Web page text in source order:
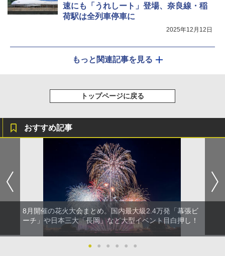
速にも「うれしート」登場、奈良線・稲
荷駅は全列車停車に
2025年12月12日
もっと関連記事を見る
トップページに戻る
おすすめ記事
8月開催の花火大会まとめ。国内最大級2.4万発「幕張ビ
ーチ」や日本三大「長岡」など大型イベント目白押し！
● ● ● ● ● ●